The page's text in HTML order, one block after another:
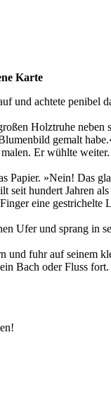
Karte
und achtete penibel
Holztruhe
gemalt
Er wühlte
Papier. »Nein! Das
seit hundert Jahren
eine
Ufer und sprang in
fuhr auf seinem
Bach oder Fluss